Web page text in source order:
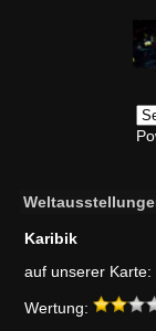
Karibik
auf unserer
Wertung: